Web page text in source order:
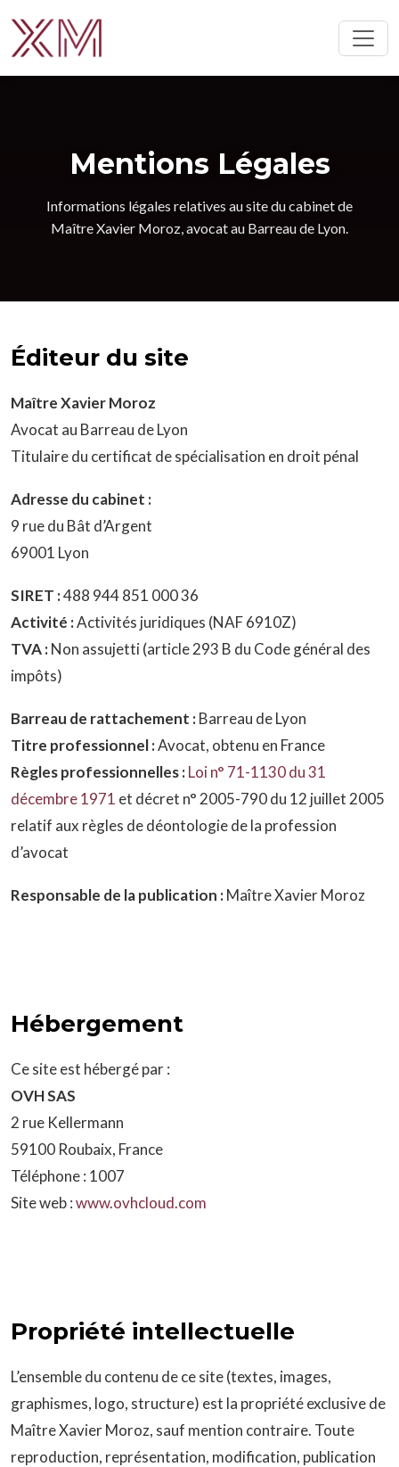
Mentions Légales
Informations légales relatives au site du cabinet de
Maître Xavier Moroz, avocat au Barreau de Lyon.
Éditeur du site
Maître Xavier Moroz
Avocat au Barreau de Lyon
Titulaire du certificat de spécialisation en droit pénal
Adresse du cabinet :
9 rue du Bât d’Argent
69001 Lyon
SIRET :488 944 851 000 36
Activité :Activités juridiques (NAF 6910Z)
TVA :Non assujetti (article 293 B du Code général des
impôts)
Barreau de rattachement :Barreau de Lyon
Titre professionnel :Avocat, obtenu en France
Règles professionnelles :Loi n° 71-1130 du 31
décembre 1971 et décret n° 2005-790 du 12 juillet 2005
relatif aux règles de déontologie de la profession
d’avocat
Responsable de la publication :Maître Xavier Moroz
Hébergement
Ce site est hébergé par :
OVH SAS
2 rue Kellermann
59100 Roubaix, France
Téléphone : 1007
Site web :www.ovhcloud.com
Propriété intellectuelle
L’ensemble du contenu de ce site (textes, images,
graphismes, logo, structure) est la propriété exclusive de
Maître Xavier Moroz, sauf mention contraire. Toute
reproduction, représentation, modification, publication